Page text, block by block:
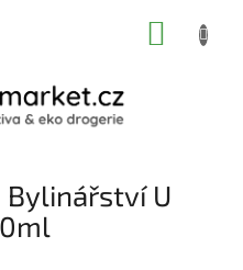
Bylinářství U